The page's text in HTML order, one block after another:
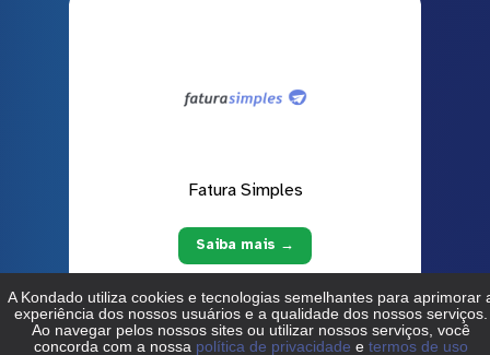
Fatura Simples
Saiba mais →